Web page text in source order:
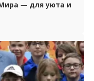
— для уюта и